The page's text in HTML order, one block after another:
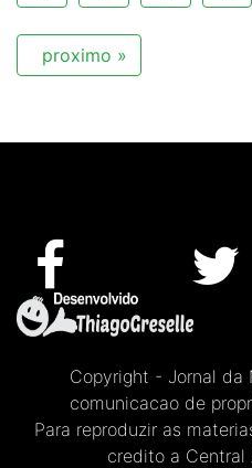
proximo »
Copyright - Jornal
comunicacao de
Para reproduzir as
credito a Central